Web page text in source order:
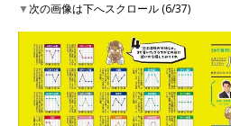
▼次の画像は下へスクロール (6/37)